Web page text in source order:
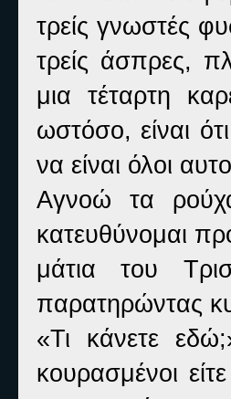
τρείς γνωστές
τρείς άσπρες,
μια τέταρτη
ωστόσο, είναι
να είναι όλοι
Αγνοώ τα
κατευθύνομαι
μάτια του
παρατηρώντας
«Τι κάνετε
κουρασμένοι